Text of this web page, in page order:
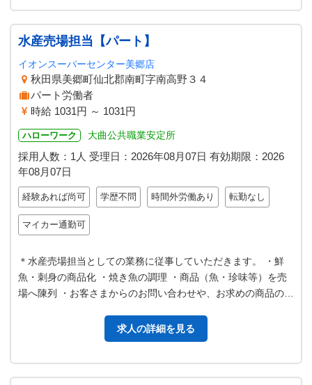
水産売場担当【パート】
イオンスーパーセンター美郷店
秋田県美郷町仙北郡南町字南高野３４
パート労働者
時給 1031円 ～ 1031円
ハローワーク 大曲公共職業安定所
採用人数：1人 受理日： 2026年08月07日 有効期限： 2026
年08月07日
経験あれば尚可 学歴不問 時間外労働あり 転勤なし
マイカー通勤可
＊水産売場担当としての業務に従事していただきます。 ・鮮
魚・刺身の商品化 ・焼き魚の調理 ・商品（魚・珍味等）を売
場へ陳列 ・お客さまからのお問い合わせや、お求めの商品の提
求人の詳細を見る